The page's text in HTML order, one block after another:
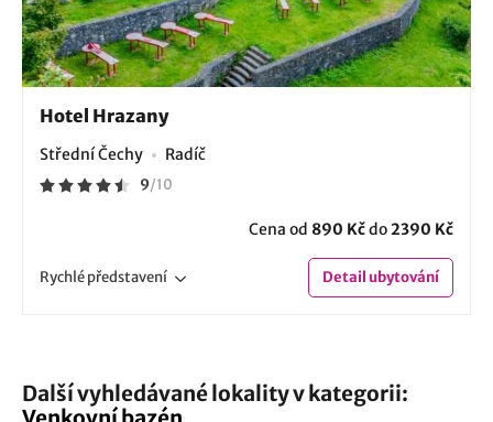
Hotel Hrazany
Střední Čechy Radíč
9/10
Cena od 890 Kčdo2390 Kč
Rychlépředstavení Detailubytování
Další vyhledávané lokality v kategorii: